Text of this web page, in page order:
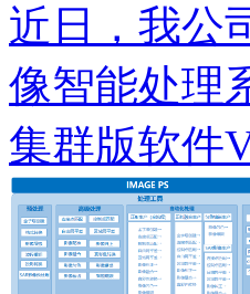
近日，我公
像智能处理
集群版软件